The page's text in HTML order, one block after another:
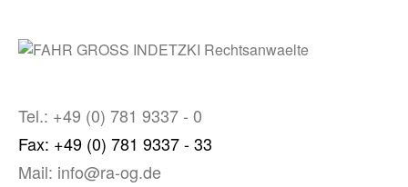
Tel.: +49 (0) 781 9337 - 0
Fax: +49 (0) 781 9337 - 33
Mail: info@ra-og.de